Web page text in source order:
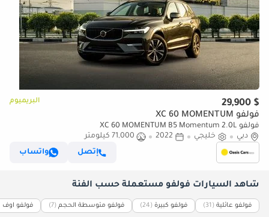
$ 29,900 البريميوم
فولفو XC 60 MOMENTUM
فولفو XC 60 MOMENTUM B5 Momentum 2.0L
دبي
خليجي 2022
71,000 كيلومتر
إتصل
واتساب
شاهد السيارات فولفو مستعملة حسب الفئة
فولفو عائلية (31) فولفو كبيرة (24) فولفو متوسطة الحجم (7) فولفو اوف